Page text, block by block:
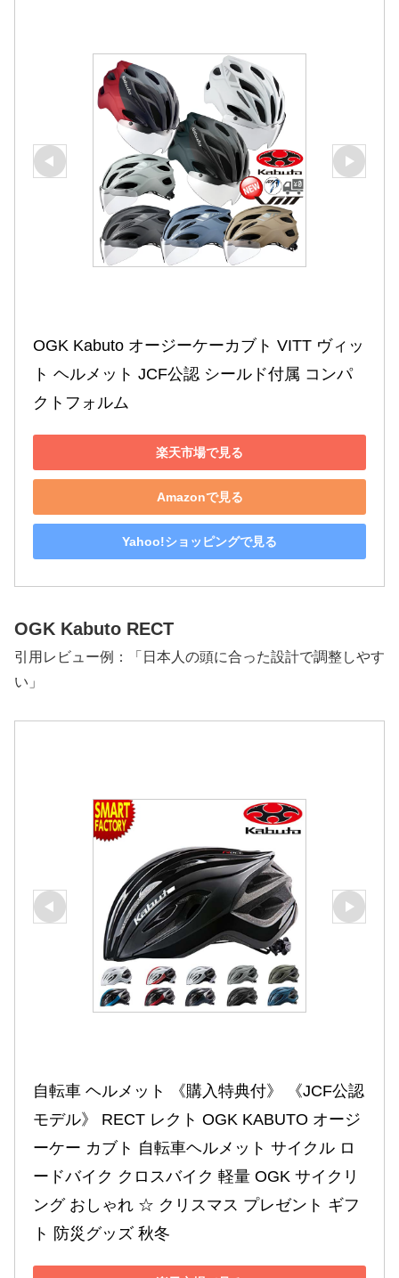
OGK Kabuto オージーケーカブト VITT ヴィッ
ト ヘルメット JCF公認 シールド付属 コンパ
クトフォルム
楽天市場で見る
Amazonで見る
Yahoo!ショッピングで見る
OGK Kabuto RECT
引用レビュー例：「日本人の頭に合った設計で調整しやす
い」
自転車 ヘルメット 《購入特典付》 《JCF公認
モデル》 RECT レクト OGK KABUTO オージ
ーケー カブト 自転車ヘルメット サイクル ロ
ードバイク クロスバイク 軽量 OGK サイクリ
ング おしゃれ ☆ クリスマス プレゼント ギフ
ト 防災グッズ 秋冬